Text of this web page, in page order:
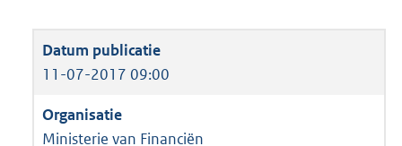
11-07-2017 09:00
Ministerie van Financiën